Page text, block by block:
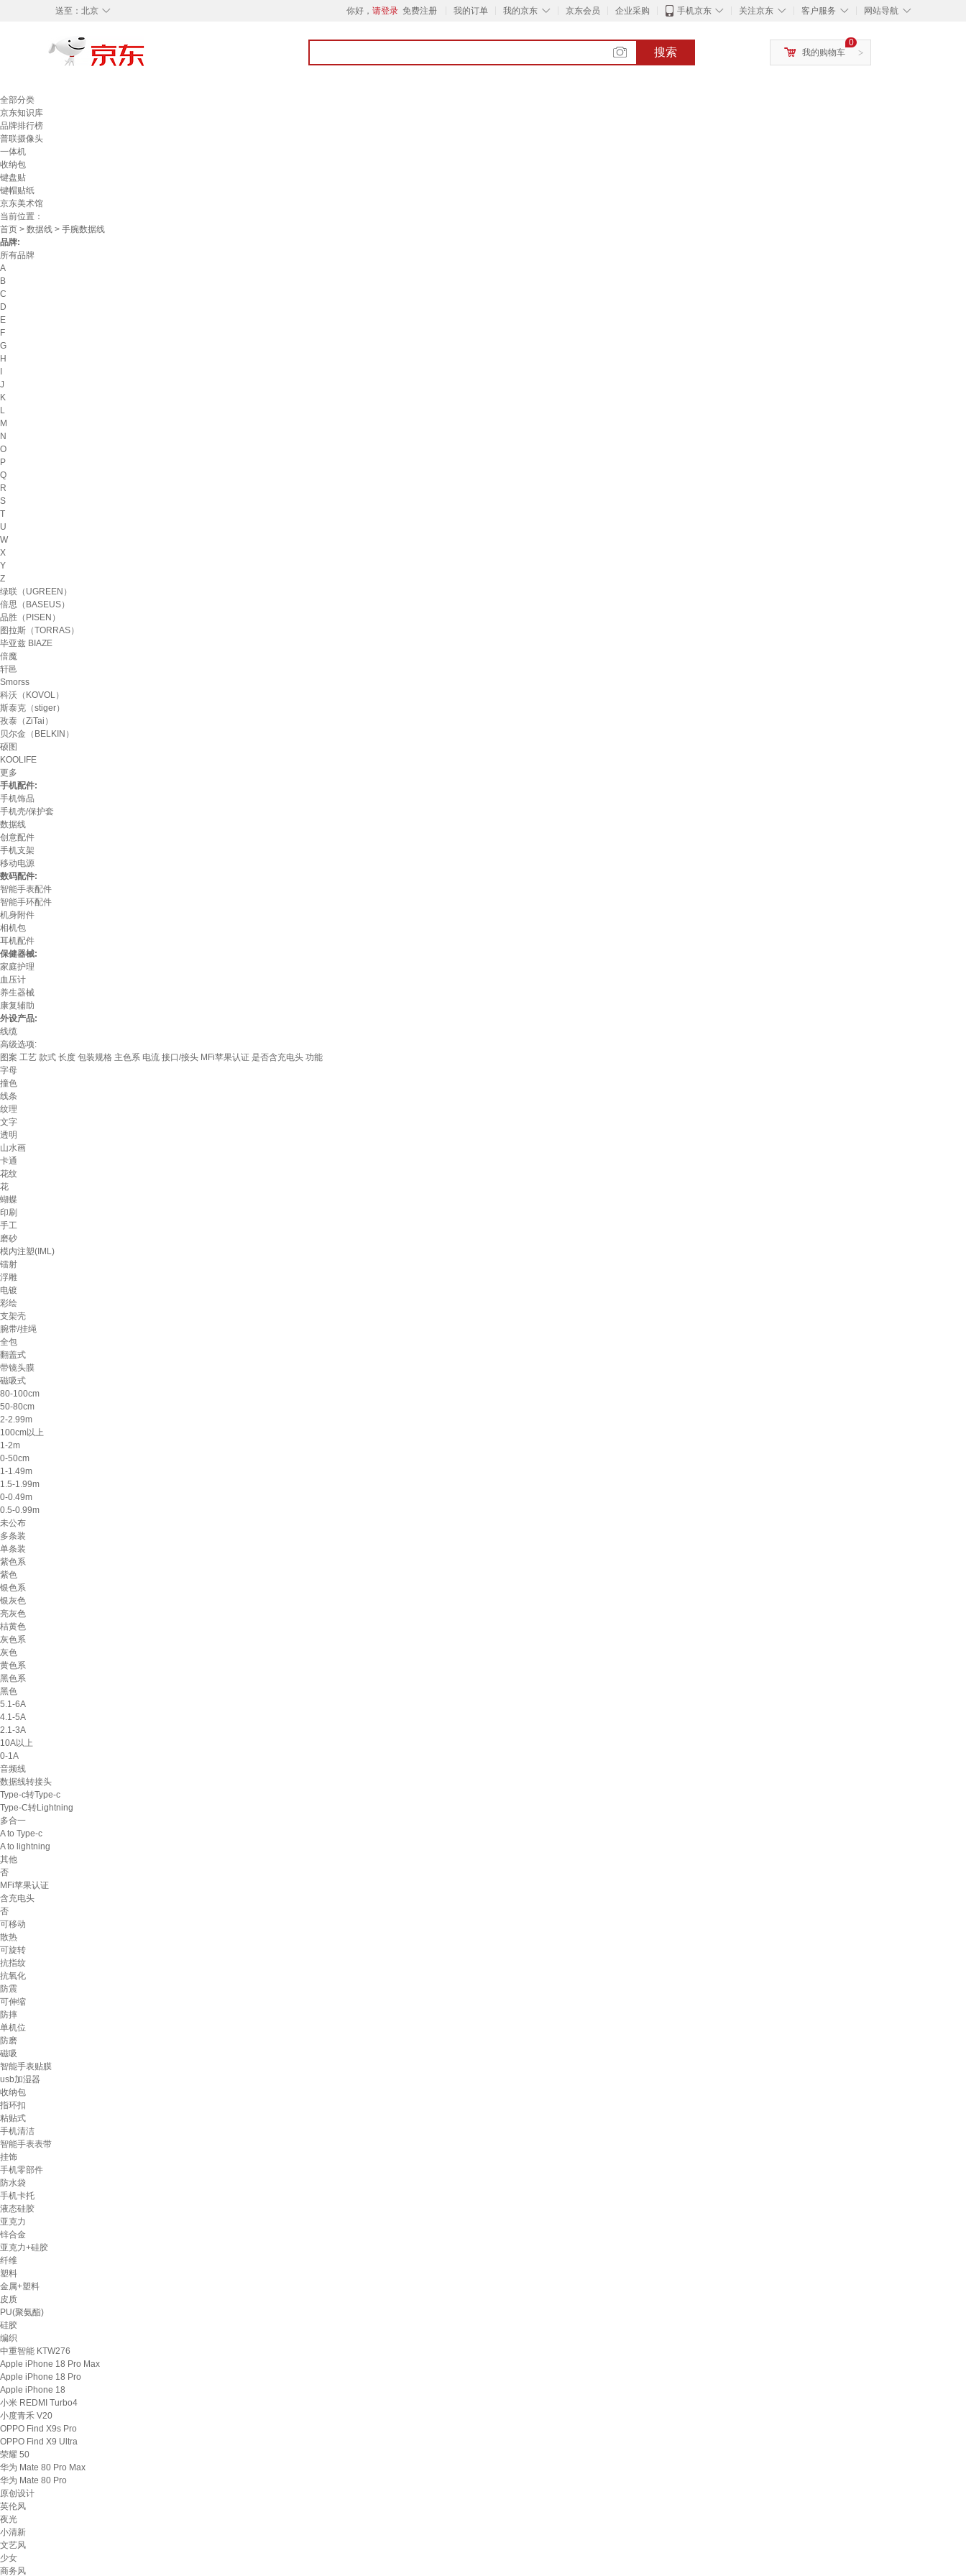
◇
送至： 北京 你好， 请登录 免费注册 我的订单 ◇
我的京东 京东会员 企业采购 ◇
手机京东 ◇
关注京东 ◇
客户服务 ◇
网站导航
搜索 >
0
我的购物车
全部分类
京东知识库
品牌排行榜
普联摄像头
一体机
收纳包
键盘贴
键帽贴纸
京东美术馆
当前位置：
首页 > 数据线 > 手腕数据线
品牌:
所有品牌
A
B
C
D
E
F
G
H
J
K
L
M
N
O
P
Q
R
S
T
U
W
X
Y
Z
绿联（UGREEN）
倍思（BASEUS）
品胜（PISEN）
图拉斯（TORRAS）
毕亚兹 BIAZE
倍魔
轩邑
Smorss
科沃（KOVOL）
斯泰克（stiger）
孜泰（ZiTai）
贝尔金（BELKIN）
硕图
KOOLIFE
更多
手机配件:
手机饰品
手机壳/保护套
数据线
创意配件
手机支架
移动电源
数码配件:
智能手表配件
智能手环配件
机身附件
相机包
耳机配件
保健器械:
家庭护理
血压计
养生器械
康复辅助
外设产品:
线缆
高级选项:
图案 工艺 款式 长度 包装规格 主色系 电流 接口/接头 MFi苹果认证 是否含充电头 功能
字母
撞色
线条
纹理
文字
透明
山水画
卡通
花纹
花
蝴蝶
印刷
手工
磨砂
模内注塑(IML)
镭射
浮雕
电镀
彩绘
支架壳
腕带/挂绳
全包
翻盖式
带镜头膜
磁吸式
80-100cm
50-80cm
2-2.99m
100cm以上
1-2m
0-50cm
1-1.49m
1.5-1.99m
0-0.49m
0.5-0.99m
未公布
多条装
单条装
紫色系
紫色
银色系
银灰色
亮灰色
桔黄色
灰色系
灰色
黄色系
黑色系
黑色
5.1-6A
4.1-5A
2.1-3A
10A以上
0-1A
音频线
数据线转接头
Type-c转Type-c
Type-C转Lightning
多合一
A to Type-c
A to lightning
其他
否
MFi苹果认证
含充电头
否
可移动
散热
可旋转
抗指纹
抗氧化
防震
可伸缩
防摔
单机位
防磨
磁吸
智能手表贴膜
usb加湿器
收纳包
指环扣
粘贴式
手机清洁
智能手表表带
挂饰
手机零部件
防水袋
手机卡托
液态硅胶
亚克力
锌合金
亚克力+硅胶
纤维
塑料
金属+塑料
皮质
PU(聚氨酯)
硅胶
编织
中重智能 KTW276
Apple iPhone 18 Pro Max
Apple iPhone 18 Pro
Apple iPhone 18
小米 REDMI Turbo4
小度青禾 V20
OPPO Find X9s Pro
OPPO Find X9 Ultra
荣耀 50
华为 Mate 80 Pro Max
华为 Mate 80 Pro
原创设计
英伦风
夜光
小清新
文艺风
少女
商务风